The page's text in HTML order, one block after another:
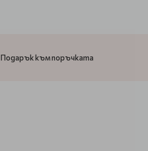
Подарък към поръчката